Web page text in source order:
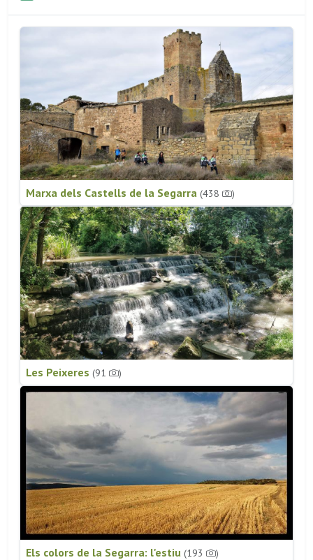
Marxa dels Castells de la Segarra (438 )
Les Peixeres (91 )
Els colors de la Segarra: l'estiu (193 )